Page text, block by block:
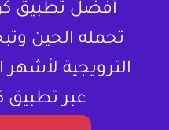
أفضل تطبيق
تحمله الحين
الترويجية
عبر تطبيق